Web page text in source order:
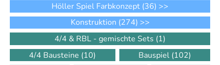
Höller Spiel Farbkonzept (36) >>
Konstruktion (274) >>
4/4 & RBL - gemischte Sets (1)
4/4 Bausteine (10) Bauspiel (102)